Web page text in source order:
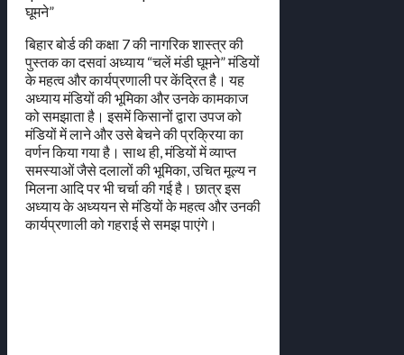
घूमने”
बिहार बोर्ड की कक्षा 7 की नागरिक शास्त्र की
पुस्तक का दसवां अध्याय “चलें मंडी घूमने” मंडियों
के महत्व और कार्यप्रणाली पर केंद्रित है। यह
अध्याय मंडियों की भूमिका और उनके कामकाज
को समझाता है। इसमें किसानों द्वारा उपज को
मंडियों में लाने और उसे बेचने की प्रक्रिया का
वर्णन किया गया है। साथ ही, मंडियों में व्याप्त
समस्याओं जैसे दलालों की भूमिका, उचित मूल्य न
मिलना आदि पर भी चर्चा की गई है। छात्र इस
अध्याय के अध्ययन से मंडियों के महत्व और उनकी
कार्यप्रणाली को गहराई से समझ पाएंगे।